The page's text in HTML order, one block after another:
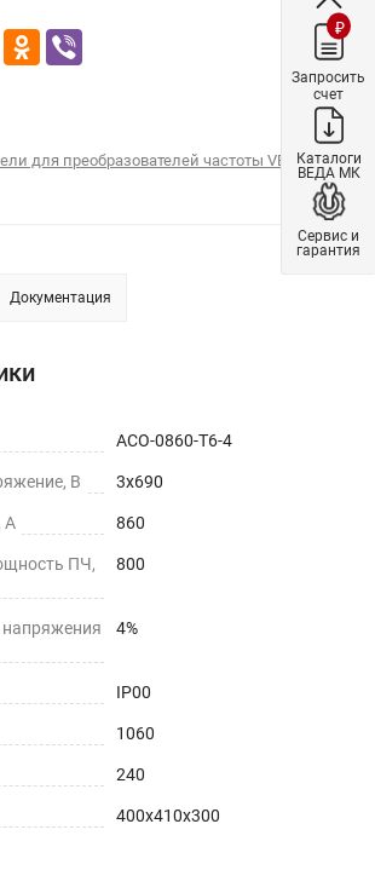
для преобразователей частоты VEDA
Документация
ACO-0860-T6-4
В 3х690
А 860
ПЧ,
800
4%
IP00
1060
240
400х410х300
₽
Запросить
счет
Каталоги
ВЕДА МК
Сервис и
гарантия